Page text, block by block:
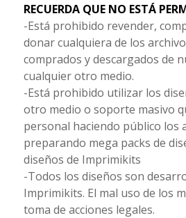
RECUERDA QUE NO ESTÁ
-Está prohibido revender,
donar cualquiera de los
comprados y descargados de
cualquier otro medio.
-Está prohibido utilizar los
otro medio o soporte masivo
personal haciendo público los
preparando mega packs de
diseños de Imprimikits
-Todos los diseños son
Imprimikits. El mal uso de los
toma de acciones legales.